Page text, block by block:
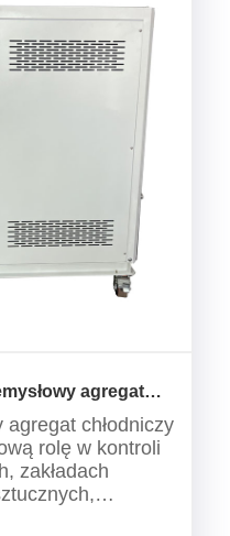
agregat
w
agregat chłodniczy
rolę w kontroli
zakładach